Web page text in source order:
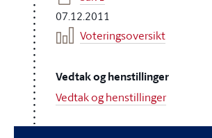
07.12.2011
Voteringsoversikt
Vedtak og henstillinger
Vedtak og henstillinger